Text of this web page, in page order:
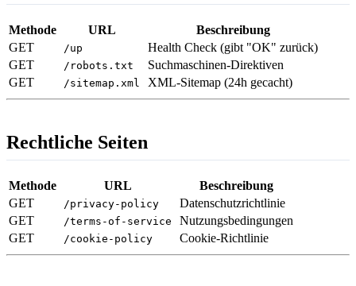
Methode URL
Beschreibung
GET
/up
Health Check (gibt "OK" zurück)
GET
/robots.txt
Suchmaschinen-Direktiven
GET
/sitemap.xml XML-Sitemap (24h gecacht)
Rechtliche Seiten
Methode URL
Beschreibung
GET
/privacy-policy
Datenschutzrichtlinie
GET
/terms-of-service
Nutzungsbedingungen
GET
/cookie-policy Cookie-Richtlinie